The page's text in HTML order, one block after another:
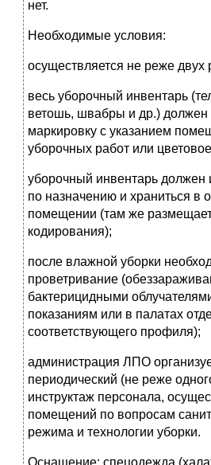
нет.
Необходимые условия:
осуществляется не реже двух
весь уборочный инвентарь
ветошь, швабры и др.) должен
маркировку с указанием
уборочных работ или
уборочный инвентарь должен
по назначению и храниться в
помещении (там же
кодирования);
после влажной уборки
проветривание
бактерицидными
показаниям или в палатах
соответствующего профиля);
администрация ЛПО
периодический (не реже
инструктаж персонала,
помещений по вопросам
режима и технологии уборки.